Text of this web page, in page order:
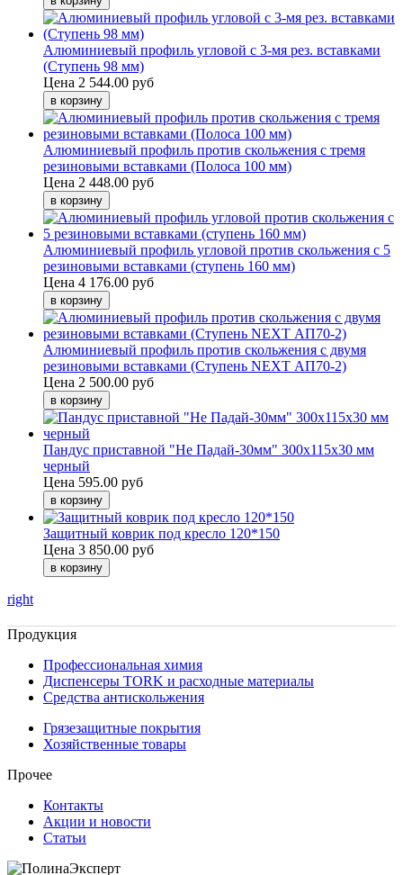
Алюминиевый профиль угловой с 3-мя рез. вставками
(Ступень 98 мм)
Цена 2 544.00 руб
Алюминиевый профиль против скольжения с тремя
резиновыми вставками (Полоса 100 мм)
Цена 2 448.00 руб
Алюминиевый профиль угловой против скольжения с 5
резиновыми вставками (ступень 160 мм)
Цена 4 176.00 руб
Алюминиевый профиль против скольжения с двумя
резиновыми вставками (Ступень NEXT АП70-2)
Цена 2 500.00 руб
Пандус приставной "Не Падай-30мм" 300х115х30 мм
черный
Цена 595.00 руб
Защитный коврик под кресло 120*150
Цена 3 850.00 руб
right
Продукция
Профессиональная химия
Диспенсеры TORK и расходные материалы
Cредства антискольжения
Грязезащитные покрытия
Хозяйственные товары
Прочее
Контакты
Акции и новости
Статьи